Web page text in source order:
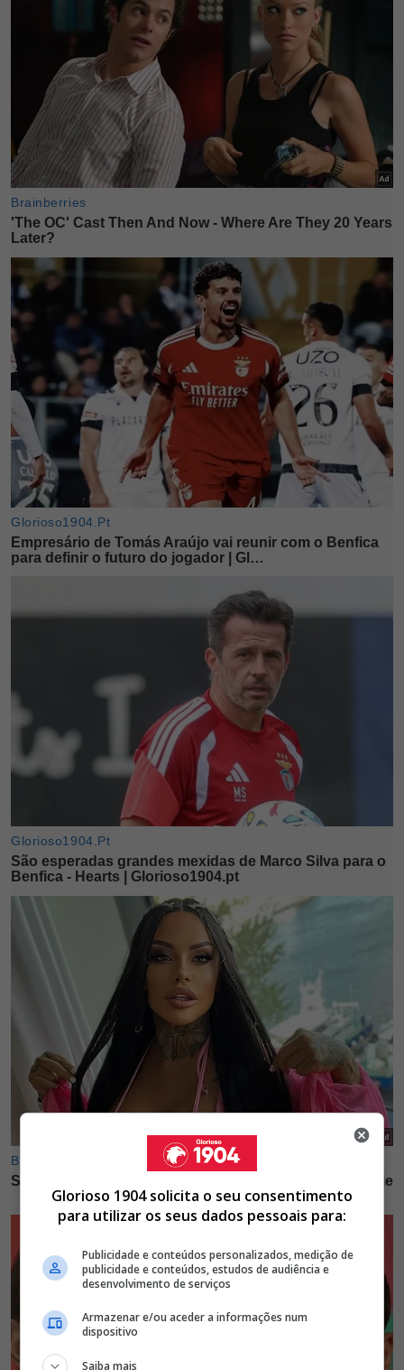
Glorioso 1904 solicita o seu consentimento
para utilizar os seus dados pessoais para:
Publicidade e conteúdos personalizados, medição de
publicidade e conteúdos, estudos de audiência e
desenvolvimento de serviços
Armazenar e/ou aceder a informações num
dispositivo
Saiba mais